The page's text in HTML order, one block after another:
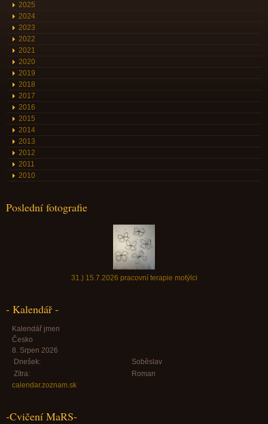
2025
2024
2023
2022
2021
2020
2019
2018
2017
2016
2015
2014
2013
2012
2011
2010
Poslední fotografie
31.) 15.7.2026 pracovní terapie motýlci
- Kalendář -
Kalendář jmen
Česko
8. Srpen 2026
Dnešek:
Soběslav
Zítra:
Roman
calendar.zoznam.sk
-Cvičení MaRS-